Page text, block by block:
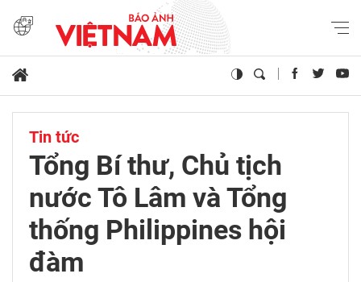
Tin tức
Tổng Bí thư, Chủ tịch
nước Tô Lâm và Tổng
thống Philippines hội
đàm